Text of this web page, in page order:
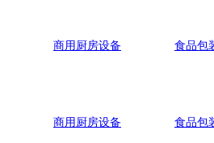
商用厨房设备 食品包
商用厨房设备 食品包